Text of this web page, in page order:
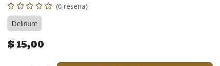
(0 reseña)
Delirium
$15,00